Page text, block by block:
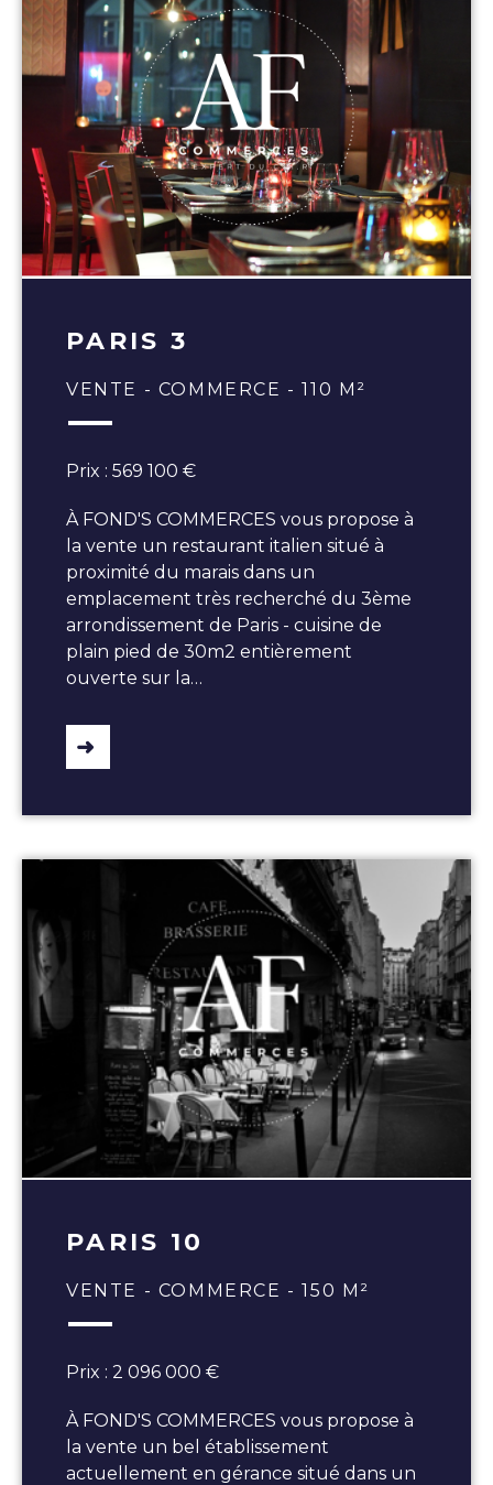
PARIS 3
VENTE - COMMERCE - 110 M²
Prix : 569 100 €
À FOND'S COMMERCES vous propose à
la vente un restaurant italien situé à
proximité du marais dans un
emplacement très recherché du 3ème
arrondissement de Paris - cuisine de
plain pied de 30m2 entièrement
ouverte sur la…
PARIS 10
VENTE - COMMERCE - 150 M²
Prix : 2 096 000 €
À FOND'S COMMERCES vous propose à
la vente un bel établissement
actuellement en gérance situé dans un